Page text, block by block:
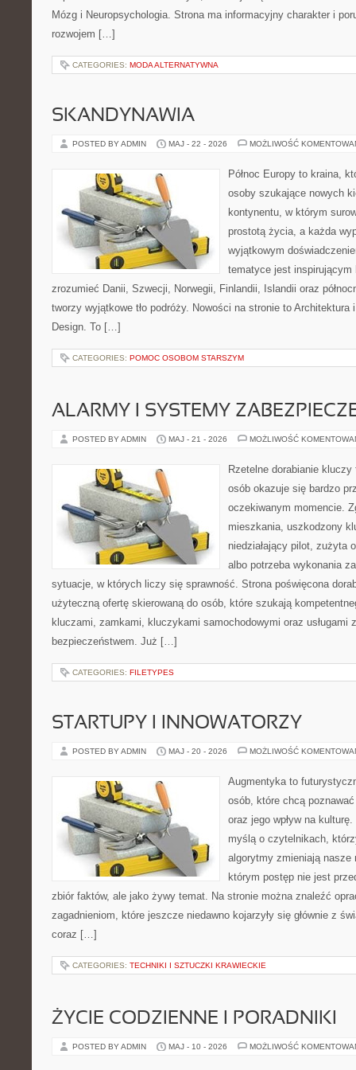
Mózg i Neuropsychologia. Strona ma informacyjny charakter i
rozwojem […]
CATEGORIES: MODA ALTERNATYWNA
SKANDYNAWIA
POSTED BY ADMIN MAJ - 22 - 2026 MOŻLIWOŚĆ
Północ Europy to kraina,
osoby szukające nowych
kontynentu, w którym
prostotą życia, a każda
wyjątkowym
tematyce jest inspirującym
zrozumieć Danii, Szwecji, Norwegii, Finlandii, Islandii oraz
tworzy wyjątkowe tło podróży. Nowości na stronie to Architektura
Design. To […]
CATEGORIES: POMOC OSOBOM STARSZYM
ALARMY I SYSTEMY
POSTED BY ADMIN MAJ - 21 - 2026 MOŻLIWOŚĆ
Rzetelne dorabianie kluczy
osób okazuje się bardzo
oczekiwanym momencie.
mieszkania, uszkodzony
niedziałający pilot, zużyta
albo potrzeba wykonania
sytuacje, w których liczy się sprawność. Strona poświęcona
użyteczną ofertę skierowaną do osób, które szukają
kluczami, zamkami, kluczykami samochodowymi oraz usługami
bezpieczeństwem. Już […]
CATEGORIES: FILETYPES
STARTUPY I INNOWATORZY
POSTED BY ADMIN MAJ - 20 - 2026 MOŻLIWOŚĆ
Augmentyka to
osób, które chcą
oraz jego wpływ na
myślą o czytelnikach,
algorytmy zmieniają
którym postęp nie jest
zbiór faktów, ale jako żywy temat. Na stronie można znaleźć
zagadnieniom, które jeszcze niedawno kojarzyły się głównie z
coraz […]
CATEGORIES: TECHNIKI I SZTUCZKI KRAWIECKIE
ŻYCIE CODZIENNE I PORADNIKI
POSTED BY ADMIN MAJ - 10 - 2026 MOŻLIWOŚĆ